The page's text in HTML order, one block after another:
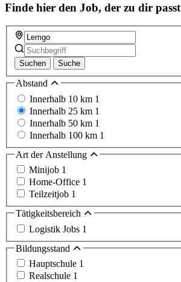
Finde hier den Job, der zu dir passt
Suchen Suche
Abstand
Innerhalb 10 km 1
Innerhalb 25 km 1
Innerhalb 50 km 1
Innerhalb 100 km 1
Art der Anstellung
Minijob 1
Home-Office 1
Teilzeitjob 1
Tätigkeitsbereich
Logistik Jobs 1
Bildungsstand
Hauptschule 1
Realschule 1